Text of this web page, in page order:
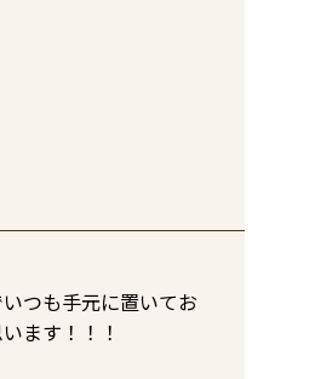
つも手元に置いてお
ます！！！